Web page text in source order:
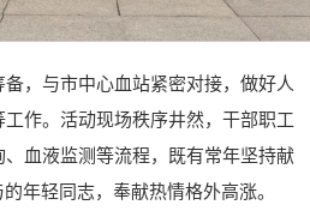
，与市中心血站紧密对接，做好人
作。活动现场秩序井然，干部职工
血液监测等流程，既有常年坚持献
年轻同志，奉献热情格外高涨。